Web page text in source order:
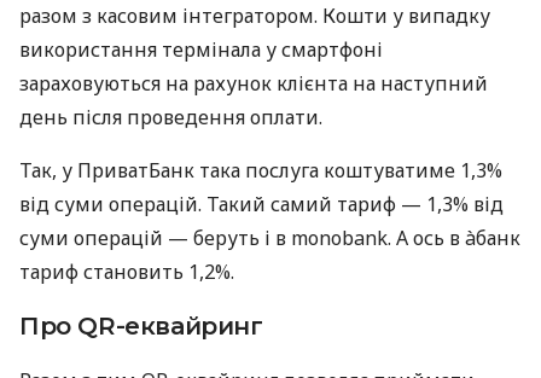
разом з касовим інтегратором. Кошти у випадку
використання термінала у смартфоні
зараховуються на рахунок клієнта на наступний
день після проведення оплати.
Так, у ПриватБанк така послуга коштуватиме 1,3%
від суми операцій. Такий самий тариф — 1,3% від
суми операцій — беруть і в monobank. А ось в àбанк
тариф становить 1,2%.
Про QR-еквайринг